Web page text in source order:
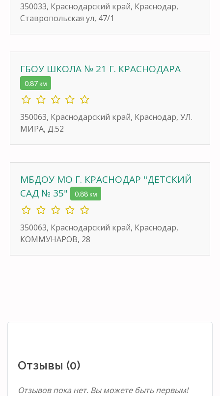
350033, Краснодарский край, Краснодар,
Ставропольская ул, 47/1
ГБОУ ШКОЛА № 21 Г. КРАСНОДАРА
0.87 км
350063, Краснодарский край, Краснодар, УЛ.
МИРА, Д.52
МБДОУ МО Г. КРАСНОДАР "ДЕТСКИЙ
САД № 35"
0.88 км
350063, Краснодарский край, Краснодар,
КОММУНАРОВ, 28
Отзывы (0)
Отзывов пока нет. Вы можете быть первым!